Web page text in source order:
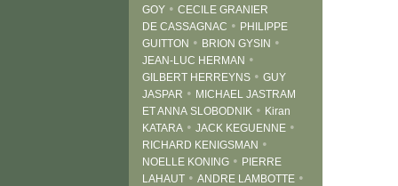
GOY • CECILE GRANIER
DE CASSAGNAC • PHILIPPE
GUITTON • BRION GYSIN •
JEAN-LUC HERMAN •
GILBERT HERREYNS • GUY
JASPAR • MICHAEL JASTRAM
ET ANNA SLOBODNIK • Kiran
KATARA • JACK KEGUENNE •
RICHARD KENIGSMAN •
NOELLE KONING • PIERRE
LAHAUT • ANDRE LAMBOTTE •